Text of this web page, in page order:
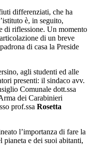
differenziati, che ha
è, in seguito,
di riflessione. Un momento
di un breve
di casa la Preside
agli studenti ed alle
presenti: il sindaco avv.
Comunale dott.ssa
dei Carabinieri
prof.ssa Rosetta
l’importanza di fare la
pianeta e dei suoi abitanti,